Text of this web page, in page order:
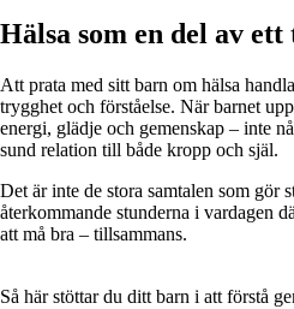
Hälsa som en del av
Att prata med sitt barn om hälsa
trygghet och förståelse. När barnet
energi, glädje och gemenskap – inte
sund relation till både kropp och själ.
Det är inte de stora samtalen som gör
återkommande stunderna i vardagen
att må bra – tillsammans.
Så här stöttar du ditt barn i att förstå